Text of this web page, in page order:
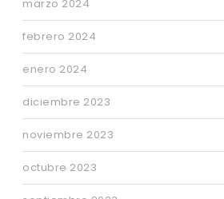
marzo 2024
febrero 2024
enero 2024
diciembre 2023
noviembre 2023
octubre 2023